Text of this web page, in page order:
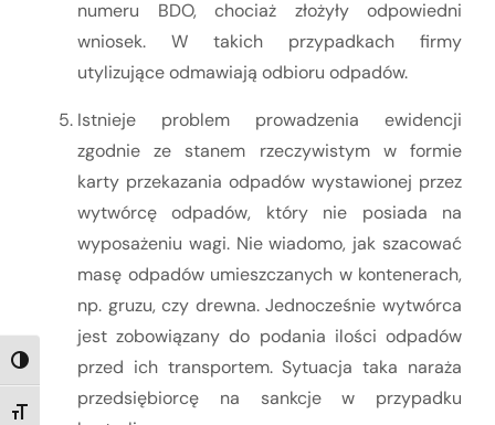
TOGGLE HIGH CONTRAST
TOGGLE FONT SIZE
numeru BDO, chociaż złożyły odpowiedni
wniosek. W takich przypadkach firmy
utylizujące odmawiają odbioru odpadów.
Istnieje problem prowadzenia ewidencji
zgodnie ze stanem rzeczywistym w formie
karty przekazania odpadów wystawionej przez
wytwórcę odpadów, który nie posiada na
wyposażeniu wagi. Nie wiadomo, jak szacować
masę odpadów umieszczanych w kontenerach,
np. gruzu, czy drewna. Jednocześnie wytwórca
jest zobowiązany do podania ilości odpadów
przed ich transportem. Sytuacja taka naraża
przedsiębiorcę na sankcje w przypadku